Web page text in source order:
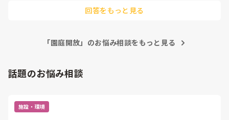
今は新しい保育園で扶養内パートの子育て支援員として働か
保育が楽しくて仕方ない日々を過ごしています！やめてよか
す！
祉関係は落とす為の問題も用意されていて超難が多いです。保
指導があります。
頑張ってください。
回答をもっと見る
「園庭開放」のお悩み相談をもっと見る
話題のお悩み相談
施設・環境